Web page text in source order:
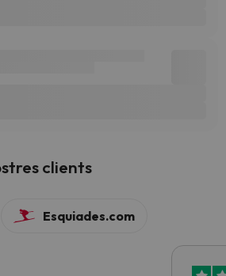
clients
Esquiades.com